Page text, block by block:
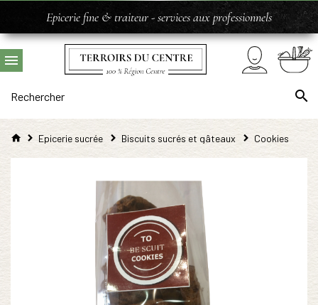
Epicerie fine & traiteur - services aux professionnels
Epicerie sucrée Biscuits sucrés et gâteaux Cookies